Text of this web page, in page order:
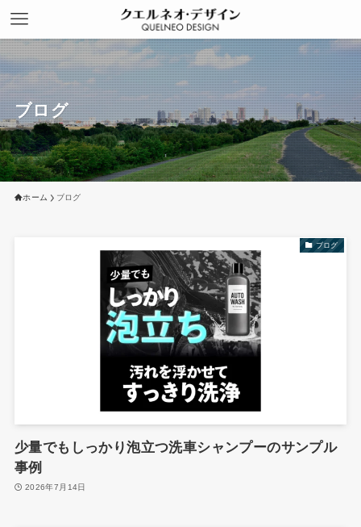
ブログ
ホーム ブログ
ブログ
少量でもしっかり泡立つ洗車シャンプーのサンプル
事例
2026年7月14日